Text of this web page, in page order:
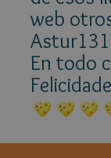
web
En todo